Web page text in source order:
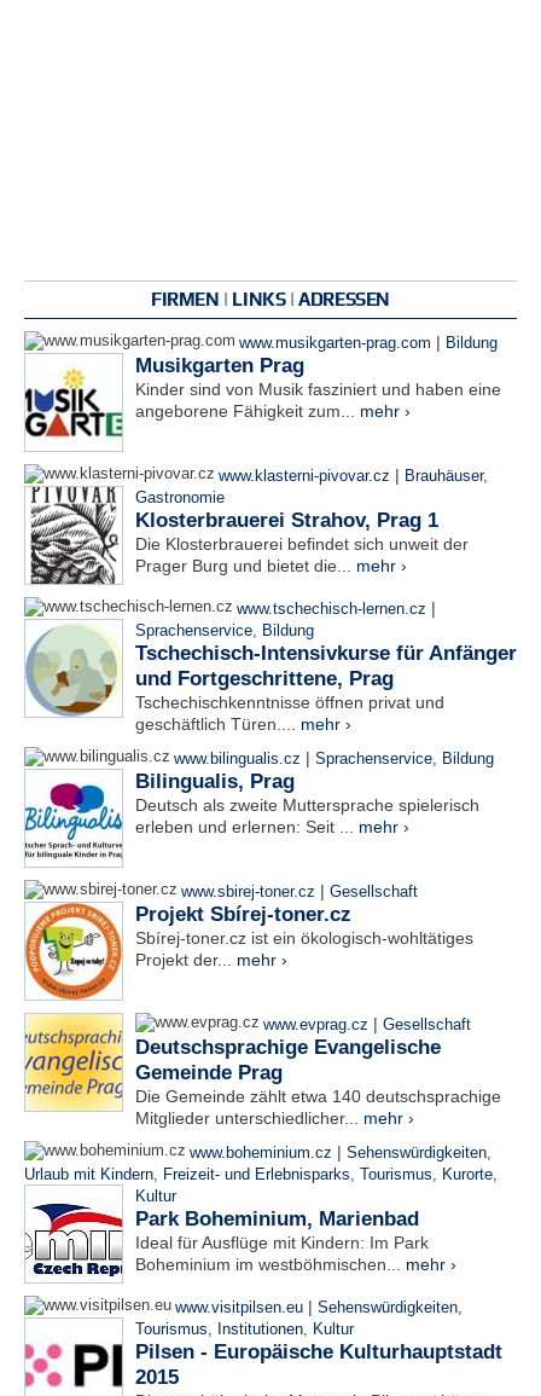
FIRMEN | LINKS | ADRESSEN
www.musikgarten-prag.com | Bildung
Musikgarten Prag
Kinder sind von Musik fasziniert und haben eine
angeborene Fähigkeit zum... mehr ›
www.klasterni-pivovar.cz | Brauhäuser,
Gastronomie
Klosterbrauerei Strahov, Prag 1
Die Klosterbrauerei befindet sich unweit der
Prager Burg und bietet die... mehr ›
www.tschechisch-lernen.cz |
Sprachenservice, Bildung
Tschechisch-Intensivkurse für Anfänger
und Fortgeschrittene, Prag
Tschechischkenntnisse öffnen privat und
geschäftlich Türen.... mehr ›
www.bilingualis.cz | Sprachenservice, Bildung
Bilingualis, Prag
Deutsch als zweite Muttersprache spielerisch
erleben und erlernen: Seit ... mehr ›
www.sbirej-toner.cz | Gesellschaft
Projekt Sbírej-toner.cz
Sbírej-toner.cz ist ein ökologisch-wohltätiges
Projekt der... mehr ›
www.evprag.cz | Gesellschaft
Deutschsprachige Evangelische
Gemeinde Prag
Die Gemeinde zählt etwa 140 deutschsprachige
Mitglieder unterschiedlicher... mehr ›
www.boheminium.cz | Sehenswürdigkeiten,
Urlaub mit Kindern, Freizeit- und Erlebnisparks, Tourismus, Kurorte,
Kultur
Park Boheminium, Marienbad
Ideal für Ausflüge mit Kindern: Im Park
Boheminium im westböhmischen... mehr ›
www.visitpilsen.eu | Sehenswürdigkeiten,
Tourismus, Institutionen, Kultur
Pilsen - Europäische Kulturhauptstadt
2015